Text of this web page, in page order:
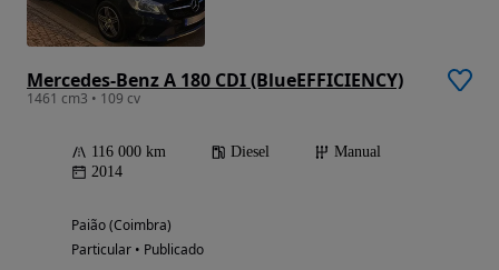
Mercedes-Benz A 180 CDI (BlueEFFICIENCY)
1461 cm3 • 109 cv
116 000 km Diesel
Manual
2014
Paião (Coimbra)
Particular • Publicado